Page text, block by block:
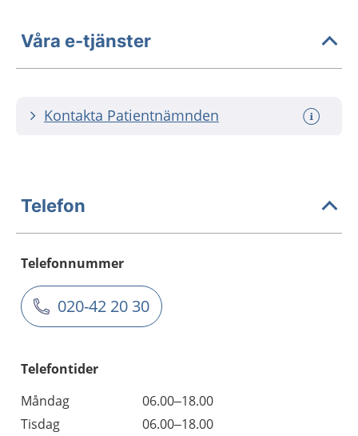
Våra e-tjänster
Kontakta Patientnämnden
Telefon
Telefonnummer
020-42 20 30
Telefontider
Måndag
06.00–18.00
Tisdag
06.00–18.00